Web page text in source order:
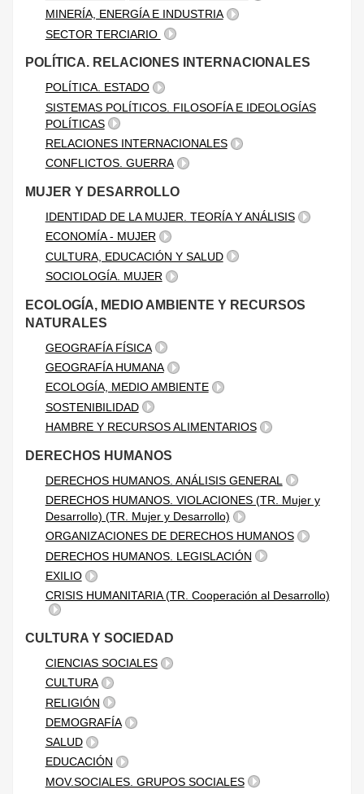
MINERÍA, ENERGÍA E INDUSTRIA
SECTOR TERCIARIO
POLÍTICA. RELACIONES INTERNACIONALES
POLÍTICA. ESTADO
SISTEMAS POLÍTICOS. FILOSOFÍA E IDEOLOGÍAS
POLÍTICAS
RELACIONES INTERNACIONALES
CONFLICTOS. GUERRA
MUJER Y DESARROLLO
IDENTIDAD DE LA MUJER. TEORÍA Y ANÁLISIS
ECONOMÍA - MUJER
CULTURA, EDUCACIÓN Y SALUD
SOCIOLOGÍA. MUJER
ECOLOGÍA, MEDIO AMBIENTE Y RECURSOS
NATURALES
GEOGRAFÍA FÍSICA
GEOGRAFÍA HUMANA
ECOLOGÍA, MEDIO AMBIENTE
SOSTENIBILIDAD
HAMBRE Y RECURSOS ALIMENTARIOS
DERECHOS HUMANOS
DERECHOS HUMANOS. ANÁLISIS GENERAL
DERECHOS HUMANOS. VIOLACIONES (TR. Mujer y
Desarrollo) (TR. Mujer y Desarrollo)
ORGANIZACIONES DE DERECHOS HUMANOS
DERECHOS HUMANOS. LEGISLACIÓN
EXILIO
CRISIS HUMANITARIA (TR. Cooperación al Desarrollo)
CULTURA Y SOCIEDAD
CIENCIAS SOCIALES
CULTURA
RELIGIÓN
DEMOGRAFÍA
SALUD
EDUCACIÓN
MOV.SOCIALES. GRUPOS SOCIALES